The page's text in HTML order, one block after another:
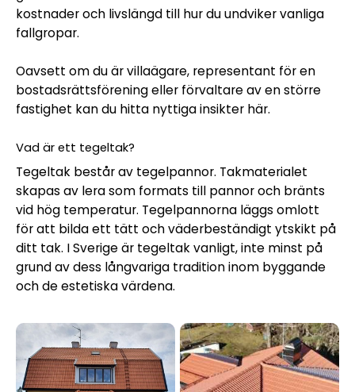
kostnader och livslängd till hur du undviker vanliga
fallgropar.
Oavsett om du är villaägare, representant för en
bostadsrättsförening eller förvaltare av en större
fastighet kan du hitta nyttiga insikter här.
Vad är ett tegeltak?
Tegeltak består av tegelpannor. Takmaterialet
skapas av lera som formats till pannor och bränts
vid hög temperatur. Tegelpannorna läggs omlott
för att bilda ett tätt och väderbeständigt ytskikt på
ditt tak. I Sverige är tegeltak vanligt, inte minst på
grund av dess långvariga tradition inom byggande
och de estetiska värdena.